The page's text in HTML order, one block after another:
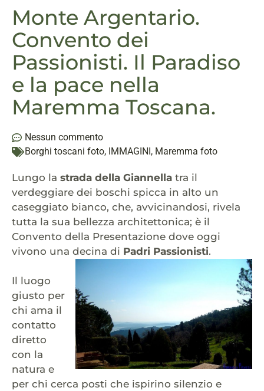
Monte Argentario.
Convento dei
Passionisti. Il Paradiso
e la pace nella
Maremma Toscana.
Nessun commento
Borghi toscani foto, IMMAGINI , Maremma foto
Lungo la strada della Giannella tra il
verdeggiare dei boschi spicca in alto un
caseggiato bianco, che, avvicinandosi, rivela
tutta la sua bellezza architettonica; è il
Convento della Presentazione dove oggi
vivono una decina di Padri Passionisti.
Il luogo
giusto per
chi ama il
contatto
diretto
con la
natura e
per chi cerca posti che ispirino silenzio e